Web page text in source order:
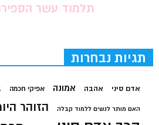
תלמוד עשר
תגיות נבחרות
אדם סיני אהבה אמונה אפיקי חכמה
האם מותר לנשים ללמוד קבלה הזוהר